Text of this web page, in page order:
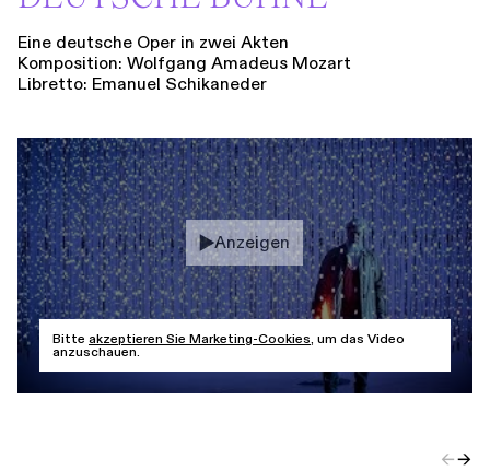
Eine deutsche Oper in zwei Akten
Komposition: Wolfgang Amadeus Mozart
Libretto: Emanuel Schikaneder
Anzeigen
Bitte akzeptieren Sie Marketing-Cookies , um das Video
anzuschauen.
←→